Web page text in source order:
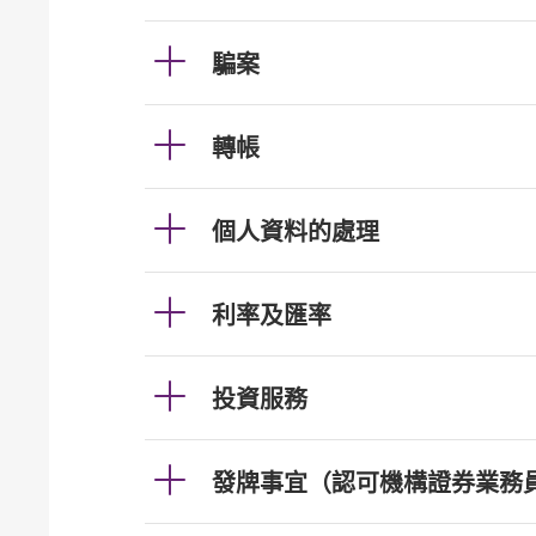
騙案
轉帳
個人資料的處理
利率及匯率
投資服務
發牌事宜（認可機構證券業務